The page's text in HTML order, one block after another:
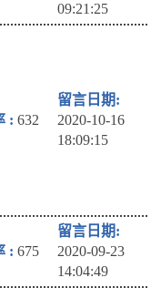
09:21:25
632
2020-10-16
18:09:15
675
2020-09-23
14:04:49